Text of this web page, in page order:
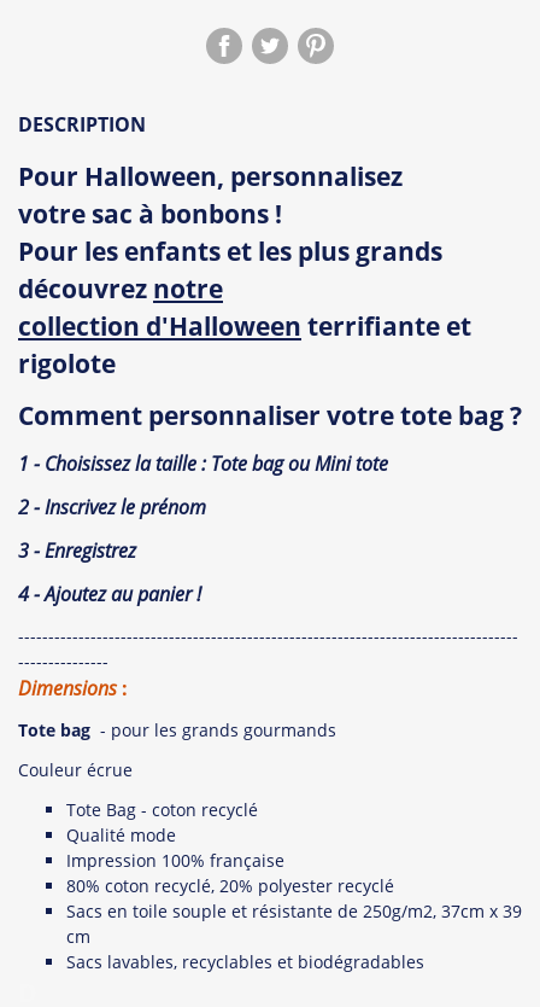
DESCRIPTION
Pour Halloween, personnalisez
votre sac à bonbons !
Pour les enfants et les plus grands
découvrez notre
collection d'Halloween terrifiante et
rigolote
Comment personnaliser votre tote bag ?
1 - Choisissez la taille : Tote bag ou Mini tote
2 -Inscrivez le prénom
3 - Enregistrez
4 - Ajoutez au panier !
-----------------------------------------------------------------------------------
---------------
Dimensions:
Tote bag - pour les grands gourmands
Couleur écrue
Tote Bag - coton recyclé
Qualité mode
Impression 100% française
80% coton recyclé, 20% polyester recyclé
Sacs en toile souple et résistante de 250g/m2, 37cm x 39
cm
Sacs lavables, recyclables et biodégradables